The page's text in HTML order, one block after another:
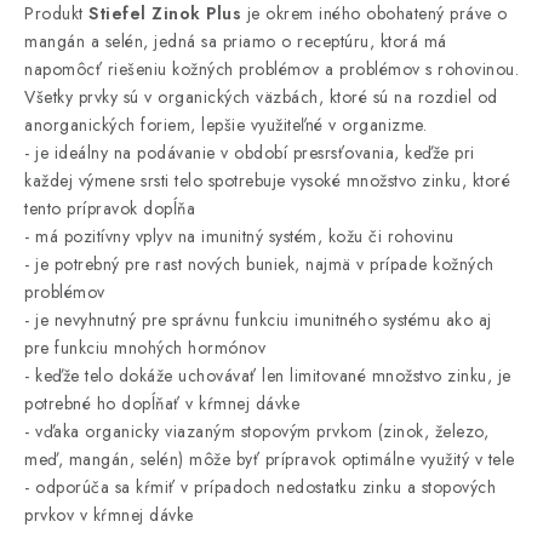
Produkt Stiefel Zinok Plus je okrem iného obohatený práve o
mangán a selén, jedná sa priamo o receptúru, ktorá má
napomôcť riešeniu kožných problémov a problémov s rohovinou.
Všetky prvky sú v organických väzbách, ktoré sú na rozdiel od
anorganických foriem, lepšie využiteľné v organizme.
- je ideálny na podávanie v období presrsťovania, keďže pri
každej výmene srsti telo spotrebuje vysoké množstvo zinku, ktoré
tento prípravok dopĺňa
- má pozitívny vplyv na imunitný systém, kožu či rohovinu
- je potrebný pre rast nových buniek, najmä v prípade kožných
problémov
- je nevyhnutný pre správnu funkciu imunitného systému ako aj
pre funkciu mnohých hormónov
- keďže telo dokáže uchovávať len limitované množstvo zinku, je
potrebné ho dopĺňať v kŕmnej dávke
- vďaka organicky viazaným stopovým prvkom (zinok, železo,
meď, mangán, selén) môže byť prípravok optimálne využitý v tele
- odporúča sa kŕmiť v prípadoch nedostatku zinku a stopových
prvkov v kŕmnej dávke